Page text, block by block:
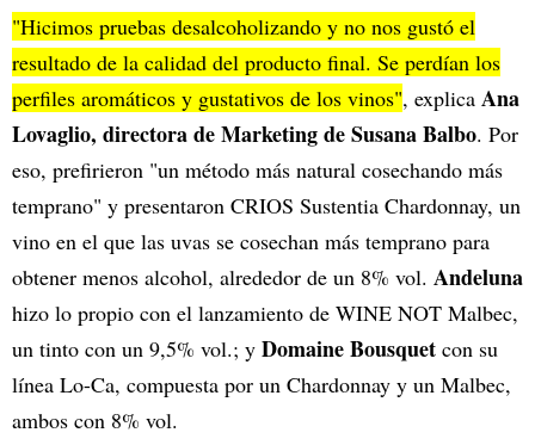
"Hicimos pruebas desalcoholizando y no nos gustó el
resultado de la calidad del producto final. Se perdían los
perfiles aromáticos y gustativos de los vinos", explica Ana
Lovaglio, directora de Marketing de Susana Balbo. Por
eso, prefirieron "un método más natural cosechando más
temprano" y presentaron CRIOS Sustentia Chardonnay, un
vino en el que las uvas se cosechan más temprano para
obtener menos alcohol, alrededor de un 8% vol. Andeluna
hizo lo propio con el lanzamiento de WINE NOT Malbec,
un tinto con un 9,5% vol.; y Domaine Bousquet con su
línea Lo-Ca, compuesta por un Chardonnay y un Malbec,
ambos con 8% vol.